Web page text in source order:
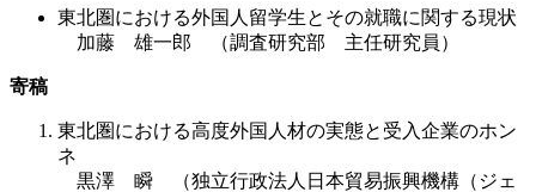
東北圏における外国人留学生とその就職に関する現状
加藤 雄一郎 （調査研究部 主任研究員）
寄稿
東北圏における高度外国人材の実態と受入企業のホン
ネ
黒澤 瞬 （独立行政法人日本貿易振興機構（ジェ